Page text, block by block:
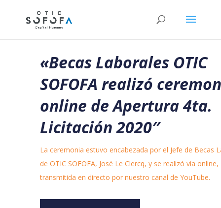
«Becas Laborales OTIC
SOFOFA realizó
online de Apertura 4ta.
Licitación 2020″
La ceremonia estuvo encabezada por el Jefe de Becas
de OTIC SOFOFA, José Le Clercq, y se realizó vía online,
transmitida en directo por nuestro canal de YouTube.